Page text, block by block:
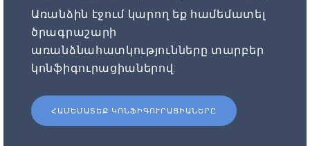
Առանձին էջում կարող եք համեմատել
ծրագրաշարի
առանձնահատկությունները տարբեր
կոնֆիգուրացիաներով:
ՀԱՄԵՄԱՏԵՔ ԿՈՆՖԻԳՈՒՐԱՑԻԱՆԵՐԸ